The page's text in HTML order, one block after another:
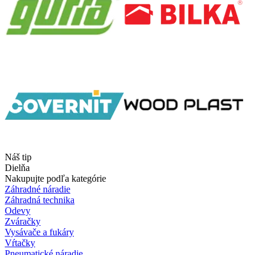
Náš tip
Dielňa
Nakupujte podľa kategórie
Záhradné náradie
Záhradná technika
Odevy
Zváračky
Vysávače a fukáry
Vŕtačky